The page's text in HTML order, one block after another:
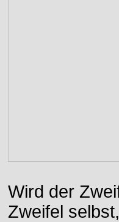
Wird der
Zweifel